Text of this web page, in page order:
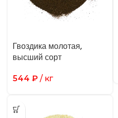
Гвоздика молотая,
высший сорт
544 ₽ / кг